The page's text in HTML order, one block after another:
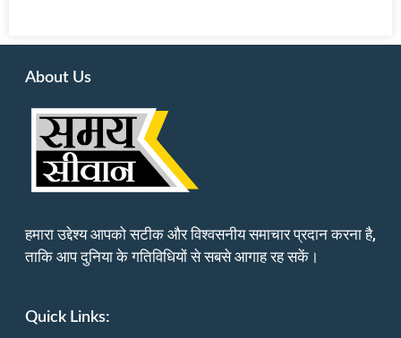
About Us
हमारा उद्देश्य आपको सटीक और विश्वसनीय समाचार प्रदान करना है,
ताकि आप दुनिया के गतिविधियों से सबसे आगाह रह सकें।
Quick Links: